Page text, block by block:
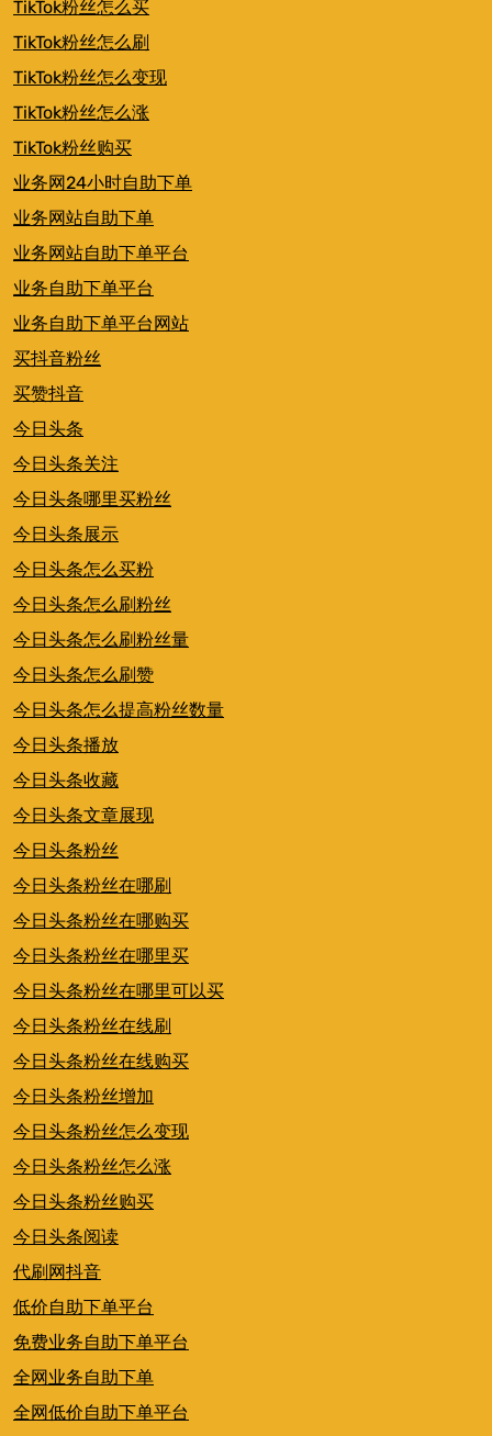
TikTok粉丝怎么买
TikTok粉丝怎么刷
TikTok粉丝怎么变现
TikTok粉丝怎么涨
TikTok粉丝购买
业务网24小时自助下单
业务网站自助下单
业务网站自助下单平台
业务自助下单平台
业务自助下单平台网站
买抖音粉丝
买赞抖音
今日头条
今日头条关注
今日头条哪里买粉丝
今日头条展示
今日头条怎么买粉
今日头条怎么刷粉丝
今日头条怎么刷粉丝量
今日头条怎么刷赞
今日头条怎么提高粉丝数量
今日头条播放
今日头条收藏
今日头条文章展现
今日头条粉丝
今日头条粉丝在哪刷
今日头条粉丝在哪购买
今日头条粉丝在哪里买
今日头条粉丝在哪里可以买
今日头条粉丝在线刷
今日头条粉丝在线购买
今日头条粉丝增加
今日头条粉丝怎么变现
今日头条粉丝怎么涨
今日头条粉丝购买
今日头条阅读
代刷网抖音
低价自助下单平台
免费业务自助下单平台
全网业务自助下单
全网低价自助下单平台